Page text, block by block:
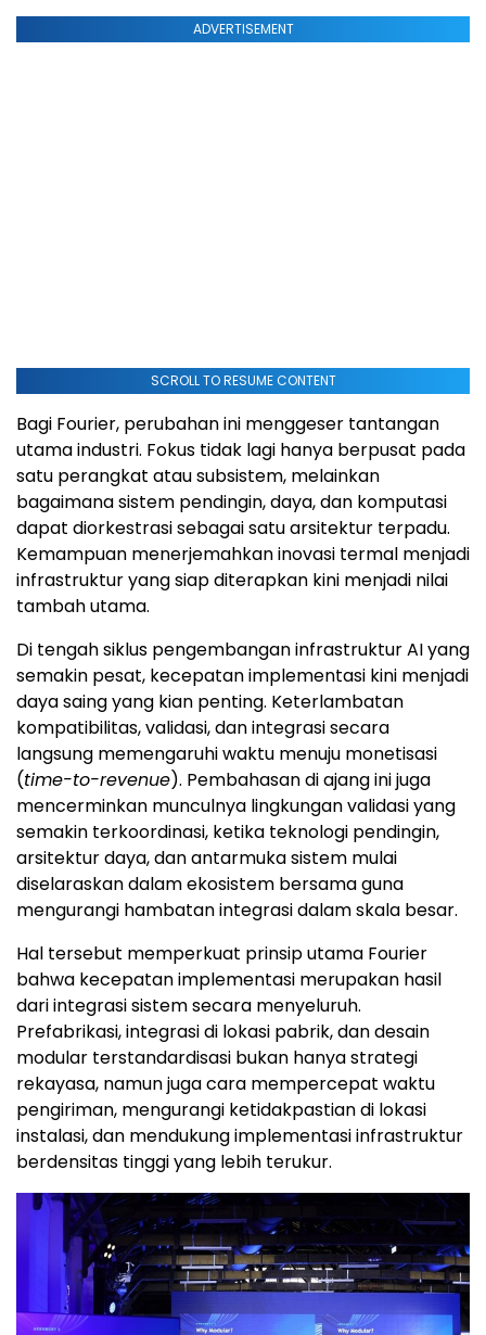
ADVERTISEMENT
SCROLL TO RESUME CONTENT
Bagi Fourier, perubahan ini menggeser tantangan
utama industri. Fokus tidak lagi hanya berpusat pada
satu perangkat atau subsistem, melainkan
bagaimana sistem pendingin, daya, dan komputasi
dapat diorkestrasi sebagai satu arsitektur terpadu.
Kemampuan menerjemahkan inovasi termal menjadi
infrastruktur yang siap diterapkan kini menjadi nilai
tambah utama.
Di tengah siklus pengembangan infrastruktur AI yang
semakin pesat, kecepatan implementasi kini menjadi
daya saing yang kian penting. Keterlambatan
kompatibilitas, validasi, dan integrasi secara
langsung memengaruhi waktu menuju monetisasi
(time-to-revenue). Pembahasan di ajang ini juga
mencerminkan munculnya lingkungan validasi yang
semakin terkoordinasi, ketika teknologi pendingin,
arsitektur daya, dan antarmuka sistem mulai
diselaraskan dalam ekosistem bersama guna
mengurangi hambatan integrasi dalam skala besar.
Hal tersebut memperkuat prinsip utama Fourier
bahwa kecepatan implementasi merupakan hasil
dari integrasi sistem secara menyeluruh.
Prefabrikasi, integrasi di lokasi pabrik, dan desain
modular terstandardisasi bukan hanya strategi
rekayasa, namun juga cara mempercepat waktu
pengiriman, mengurangi ketidakpastian di lokasi
instalasi, dan mendukung implementasi infrastruktur
berdensitas tinggi yang lebih terukur.